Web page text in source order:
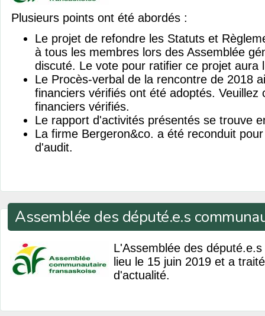
Plusieurs points ont été abordés :
Le projet de refondre les Statuts et
à tous les membres lors des Assemblée
discuté. Le vote pour ratifier ce projet aura
Le Procès-verbal de la rencontre de 2018
financiers vérifiés ont été adoptés. Veuillez
financiers vérifiés.
Le rapport d'activités présentés se trouve
La firme Bergeron&co. a été reconduit
d'audit.
Assemblée des député.e.s
L'Assemblée des
lieu le 15 juin 2019 et a
d'actualité.